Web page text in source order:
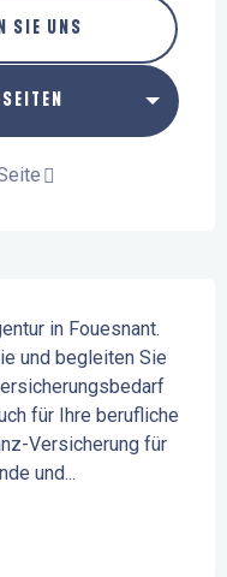
SIE UNS
in Fouesnant.
und begleiten Sie
für Ihre berufliche
Versicherung für
und...